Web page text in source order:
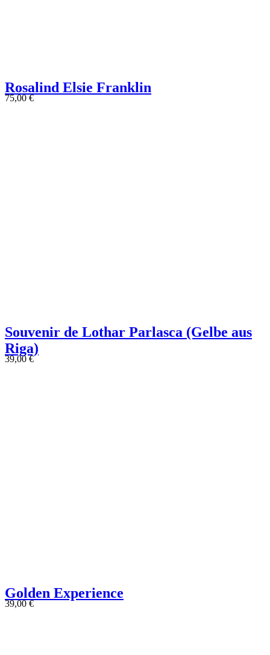
Rosalind Elsie Franklin
75,00€
Souvenir de Lothar Parlasca (Gelbe aus
Riga)
39,00€
Golden Experience
39,00€